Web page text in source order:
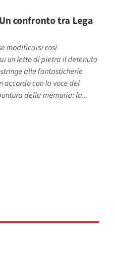
confronto tra Lega
modificarsi così
un letto di pietra il detenuto
alle fantasticherie
accordo con la voce del
della memoria: la...